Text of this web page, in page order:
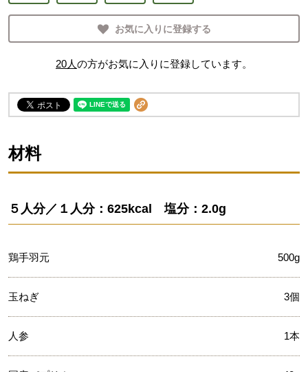
お気に入りに登録する
20人の方がお気に入りに登録しています。
材料
５人分／１人分：625kcal 塩分：2.0g
鶏手羽元 500g
玉ねぎ 3個
人参 1本